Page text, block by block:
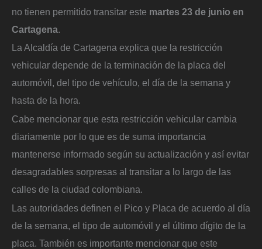
no tienen permitido transitar este martes 23 de junio en
Cartagena.
La Alcaldía de Cartagena explica que la restricción
vehicular depende de la terminación de la placa del
automóvil, del tipo de vehículo, el día de la semana y
hasta de la hora.
Cabe mencionar que esta restricción vehicular cambia
diariamente por lo que es de suma importancia
mantenerse informado según su actualización y así evitar
desagradables sorpresas al transitar a lo largo de las
calles de la ciudad colombiana.
Las autoridades definen el Pico y Placa de acuerdo al día
de la semana, el tipo de automóvil y el último dígito de la
placa. También es importante mencionar que este